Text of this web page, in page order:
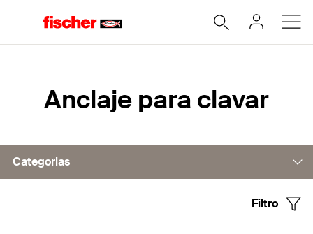
Anclaje para clavar
Categorias
Filtro